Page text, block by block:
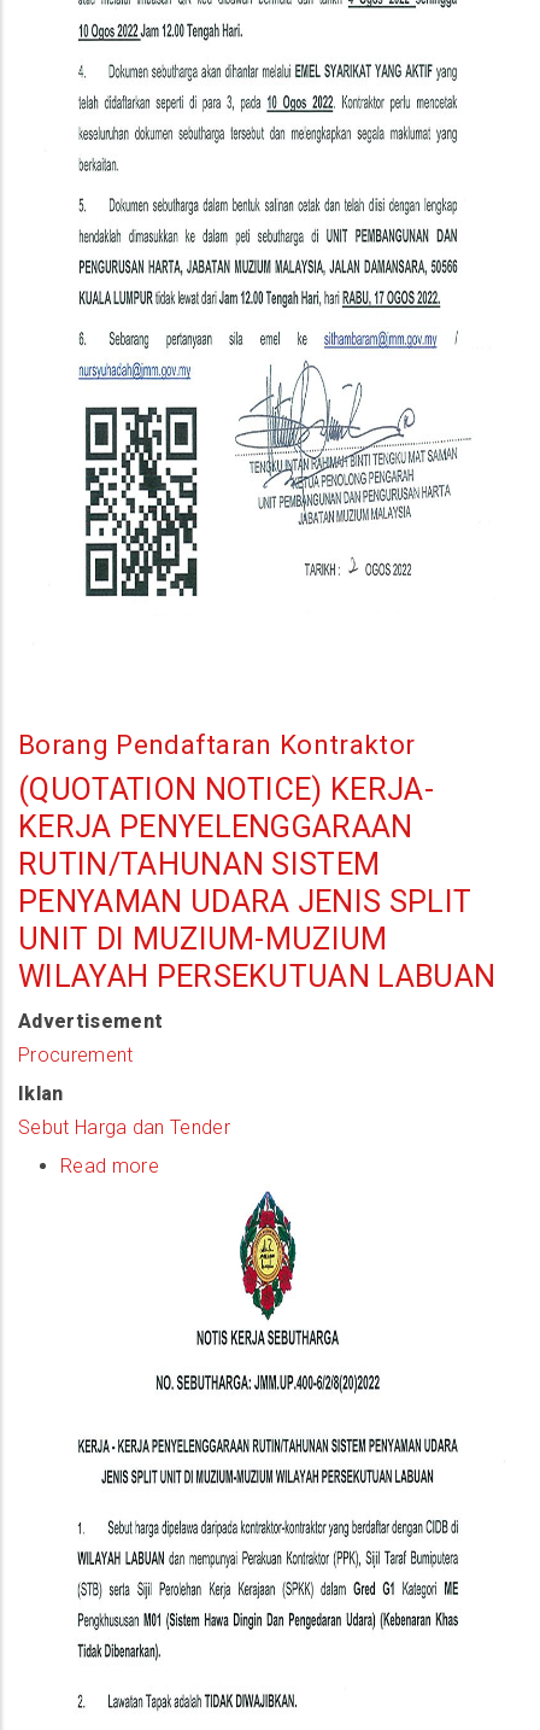
Borang Pendaftaran Kontraktor
(QUOTATION NOTICE) KERJA-
KERJA PENYELENGGARAAN
RUTIN/TAHUNAN SISTEM
PENYAMAN UDARA JENIS SPLIT
UNIT DI MUZIUM-MUZIUM
WILAYAH PERSEKUTUAN LABUAN
Advertisement
Procurement
Iklan
Sebut Harga dan Tender
Read more
Penyelenggaraan
Rutin/Tahunan
Penyaman
Udara
Split
Unit
Wilayah